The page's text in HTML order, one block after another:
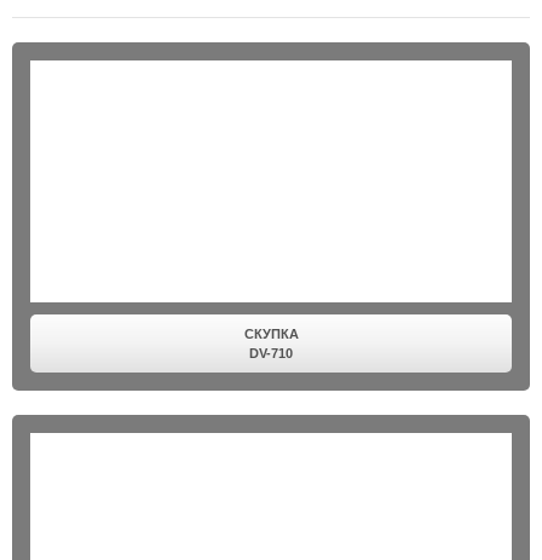
СКУПКА
DV-710